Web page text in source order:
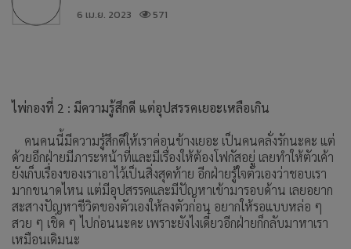
6 เม.ย. 2023
571
ไพ่กองที่ 2 : มีความรู้สึกดี แต่อุปสรรคเยอะเหลือเกิน
คนคนนี้มีความรู้สึกดีให้เราค่อนข้างเยอะ เป็นคนคลั่งรักนะคะ แต่
ด้วยอีกฝ่ายมีภาระหน้าที่และมีเรื่องให้ต้องโฟกัสอยู่ เลยทำให้ตัวเค้า
ยังเก็บเรื่องของเราเอาไว้เป็นสิ่งสุดท้าย อีกฝ่ายรู้ใจตัวเองว่าชอบเรา
มากขนาดไหน แต่มีอุปสรรคและมีปัญหาเข้ามารอบด้าน เลยอยาก
สะสางปัญหาชีวิตของตัวเองให้ลงตัวก่อน อยากให้รอแบบหล่อ ๆ
สวย ๆ เชิ่ด ๆ ไปก่อนนะคะ เพราะยังไงเดี๋ยวอีกฝ่ายก็กลับมาหาเรา
เหมือนเดิมนะ